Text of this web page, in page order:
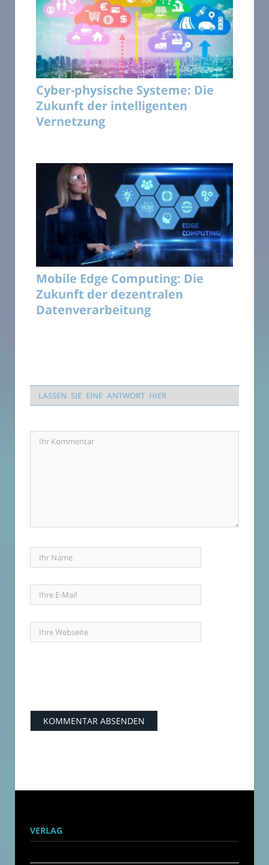
Cyber-physische Systeme: Die
Zukunft der intelligenten
Vernetzung
Mobile Edge Computing: Die
Zukunft der dezentralen
Datenverarbeitung
LASSEN SIE EINE ANTWORT HIER
VERLAG